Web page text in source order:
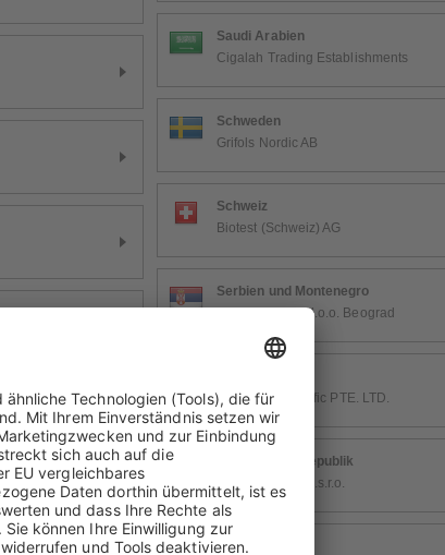
Saudi Arabien
Cigalah Trading Establishments
Schweden
Grifols Nordic AB
Schweiz
Biotest (Schweiz) AG
Serbien und Montenegro
Medis Pharma d.o.o. Beograd
Grifols Asia Pacific PTE. LTD.
Slowakische Republik
Reg-Pharm spol.s.r.o.
Slowenien